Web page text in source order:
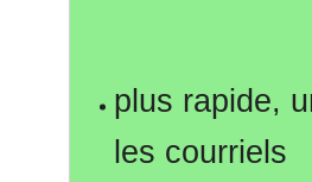
plus rapide,
les courriels